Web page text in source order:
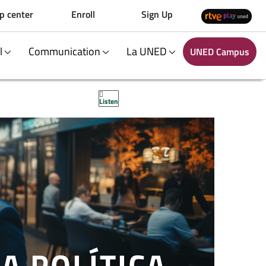
center Enroll Sign Up
Communication La UNED UNED Campus
Listen